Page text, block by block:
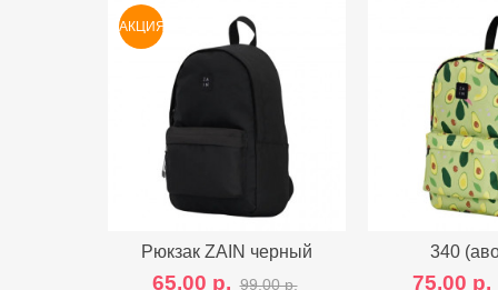
АКЦИЯ
Сравнить с другими
Рюкзак ZAIN черный
65,00 р. 99,00 р.
340
75,00 р.